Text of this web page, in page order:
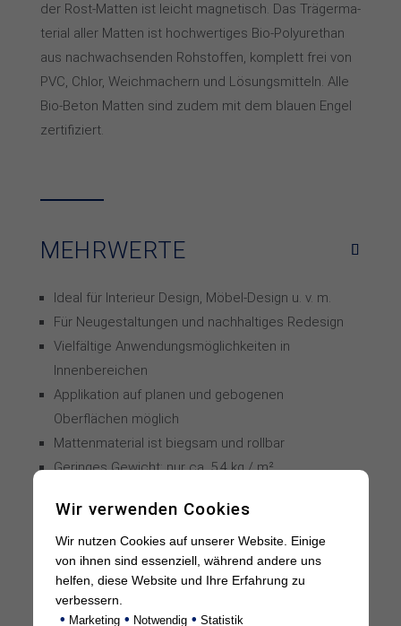
der Rost-Mat­ten ist leicht mag­ne­tisch. Das Trä­ger­ma­
te­rial aller Mat­ten ist hoch­wer­ti­ges Bio-Poly­ure­than
aus nach­wach­sen­den Roh­stof­fen, kom­plett frei von
PVC, Chlor, Weich­ma­chern und Lö­sungs­mit­teln. Alle
Bio-Be­ton Mat­ten sind zu­dem mit dem blau­en En­gel
zer­ti­fi­ziert.
MEHRWERTE
Ideal für Interieur Design, Möbel-Design u. v. m.
Für Neugestaltungen und nachhaltiges Redesign
Vielfältige Anwendungsmöglichkeiten in
Innenbereichen
Applikation auf planen und gebogenen
Oberflächen möglich
Mattenmaterial ist biegsam und rollbar
Geringes Gewicht: nur ca. 5,4 kg / m²
(Beton, Rost)
Dimensionsstabil: formstabil auch bei
schwankenden Temperaturen
Authetische Oberflächen-Optik und Haptik
Völlig geruchsneutral
Wir verwenden Cookies
Wir nutzen Cookies auf unserer Website. Einige
von ihnen sind essenziell, während andere uns
helfen, diese Website und Ihre Erfahrung zu
verbessern.
• Marketing • Notwendig • Statistik